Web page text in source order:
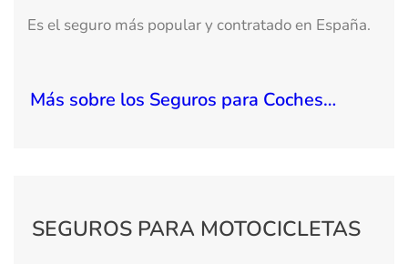
Es el seguro más popular y contratado en España.
Más sobre los Seguros para Coches…
SEGUROS PARA MOTOCICLETAS